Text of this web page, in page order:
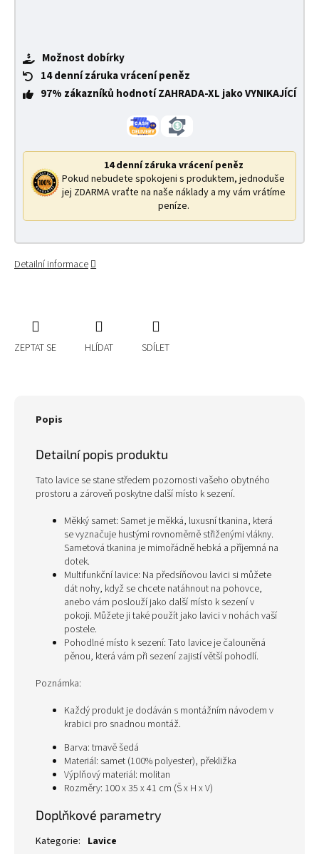
Možnost dobírky
14 denní záruka vrácení peněz
97% zákazníků hodnotí ZAHRADA-XL jako VYNIKAJÍCÍ
14 denní záruka vrácení peněz
Pokud nebudete spokojeni s produktem, jednoduše
jej ZDARMA vraťte na naše náklady a my vám vrátíme
peníze.
Detailní informace
ZEPTAT SE HLÍDAT SDÍLET
Popis
Detailní popis produktu
Tato lavice se stane středem pozornosti vašeho obytného
prostoru a zároveň poskytne další místo k sezení.
Měkký samet: Samet je měkká, luxusní tkanina, která
se vyznačuje hustými rovnoměrně střiženými vlákny.
Sametová tkanina je mimořádně hebká a příjemná na
dotek.
Multifunkční lavice: Na předsíňovou lavici si můžete
dát nohy, když se chcete natáhnout na pohovce,
anebo vám poslouží jako další místo k sezení v
pokoji. Můžete ji také použít jako lavici v nohách vaší
postele.
Pohodlné místo k sezení: Tato lavice je čalouněná
pěnou, která vám při sezení zajistí větší pohodlí.
Poznámka:
Každý produkt je dodáván s montážním návodem v
krabici pro snadnou montáž.
Barva: tmavě šedá
Materiál: samet (100% polyester), překližka
Výplňový materiál: molitan
Rozměry: 100 x 35 x 41 cm (Š x H x V)
Doplňkové parametry
Kategorie: Lavice